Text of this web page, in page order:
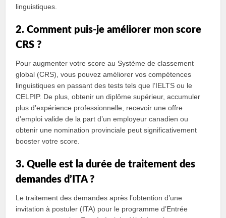
linguistiques.
2. Comment puis-je améliorer mon score
CRS ?
Pour augmenter votre score au Système de classement
global (CRS), vous pouvez améliorer vos compétences
linguistiques en passant des tests tels que l’IELTS ou le
CELPIP. De plus, obtenir un diplôme supérieur, accumuler
plus d’expérience professionnelle, recevoir une offre
d’emploi valide de la part d’un employeur canadien ou
obtenir une nomination provinciale peut significativement
booster votre score.
3. Quelle est la durée de traitement des
demandes d’ITA ?
Le traitement des demandes après l’obtention d’une
invitation à postuler (ITA) pour le programme d’Entrée